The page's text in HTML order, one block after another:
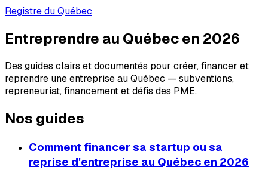
Registre du Québec
Entreprendre au Québec en 2026
Des guides clairs et documentés pour créer, financer et
reprendre une entreprise au Québec — subventions,
repreneuriat, financement et défis des PME.
Nos guides
Comment financer sa startup ou sa
reprise d'entreprise au Québec en 2026